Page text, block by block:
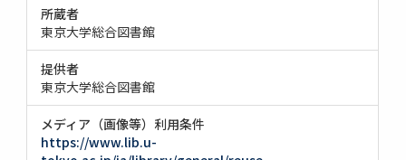
所蔵者
東京大学総合図書館
提供者
東京大学総合図書館
メディア（画像等）利用条件
https://www.lib.u-